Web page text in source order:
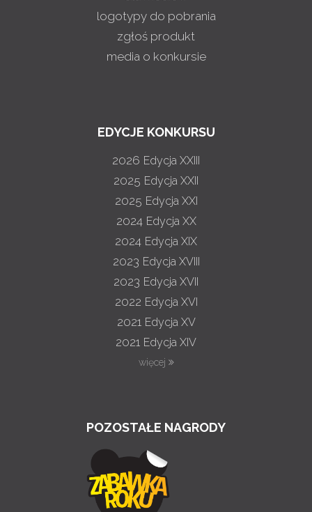
logotypy do pobrania
zgłoś produkt
media o konkursie
EDYCJE KONKURSU
2026 Edycja XXIII
2025 Edycja XXII
2025 Edycja XXI
2024 Edycja XX
2024 Edycja XIX
2023 Edycja XVIII
2023 Edycja XVII
2022 Edycja XVI
2021 Edycja XV
2021 Edycja XIV
więcej
POZOSTAŁE NAGRODY